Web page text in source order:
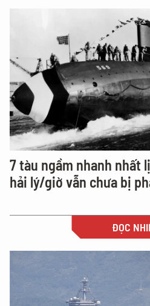
7 tàu ngầm nhanh nhất
hải lý/giờ vẫn chưa bị
ĐỌC